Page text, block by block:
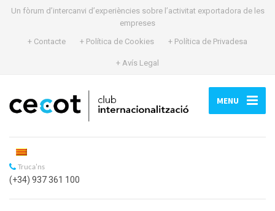
Un fòrum d’intercanvi d’experiències sobre l’activitat exportadora de les
empreses
+ Contacte
+ Política de Cookies + Política de Privadesa
+ Avís Legal
MENU
Truca'ns
(+34) 937 361 100